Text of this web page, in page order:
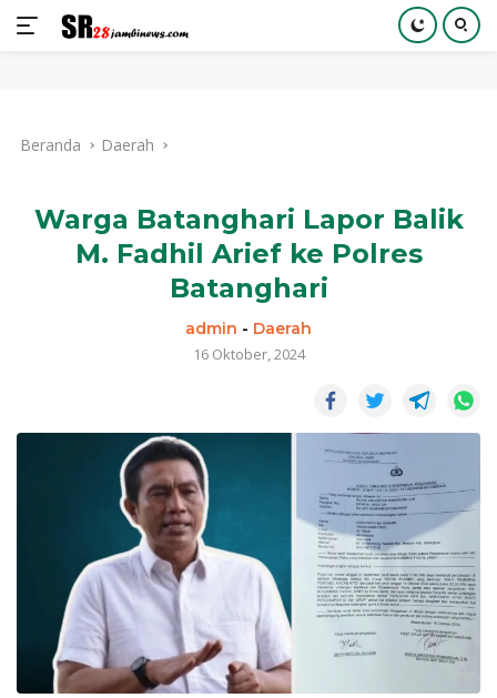
kontenBeranda Daerah
Warga Batanghari Lapor Balik
M. Fadhil Arief ke Polres
Batanghari
admin - Daerah
16 Oktober, 2024